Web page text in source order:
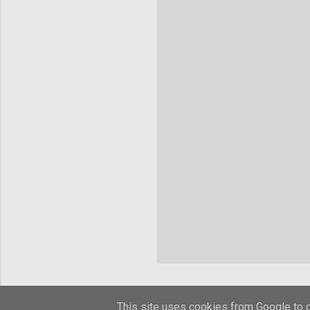
This site uses cookies from Google to